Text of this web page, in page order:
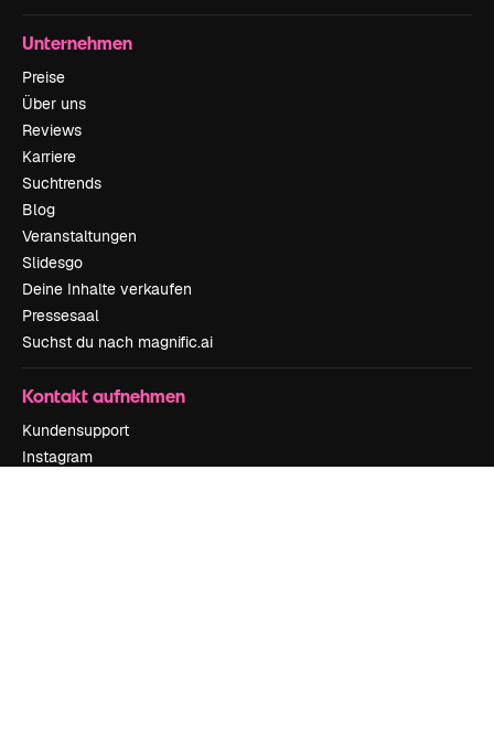
Unternehmen
Preise
Über uns
Reviews
Karriere
Suchtrends
Blog
Veranstaltungen
Slidesgo
Deine Inhalte verkaufen
Pressesaal
Suchst du nach magnific.ai
Kontakt aufnehmen
Kundensupport
Instagram